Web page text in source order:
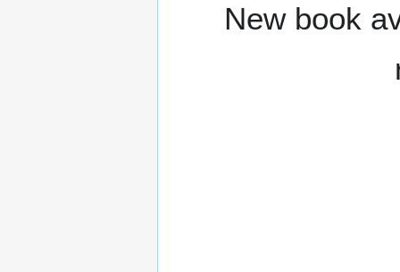
New book